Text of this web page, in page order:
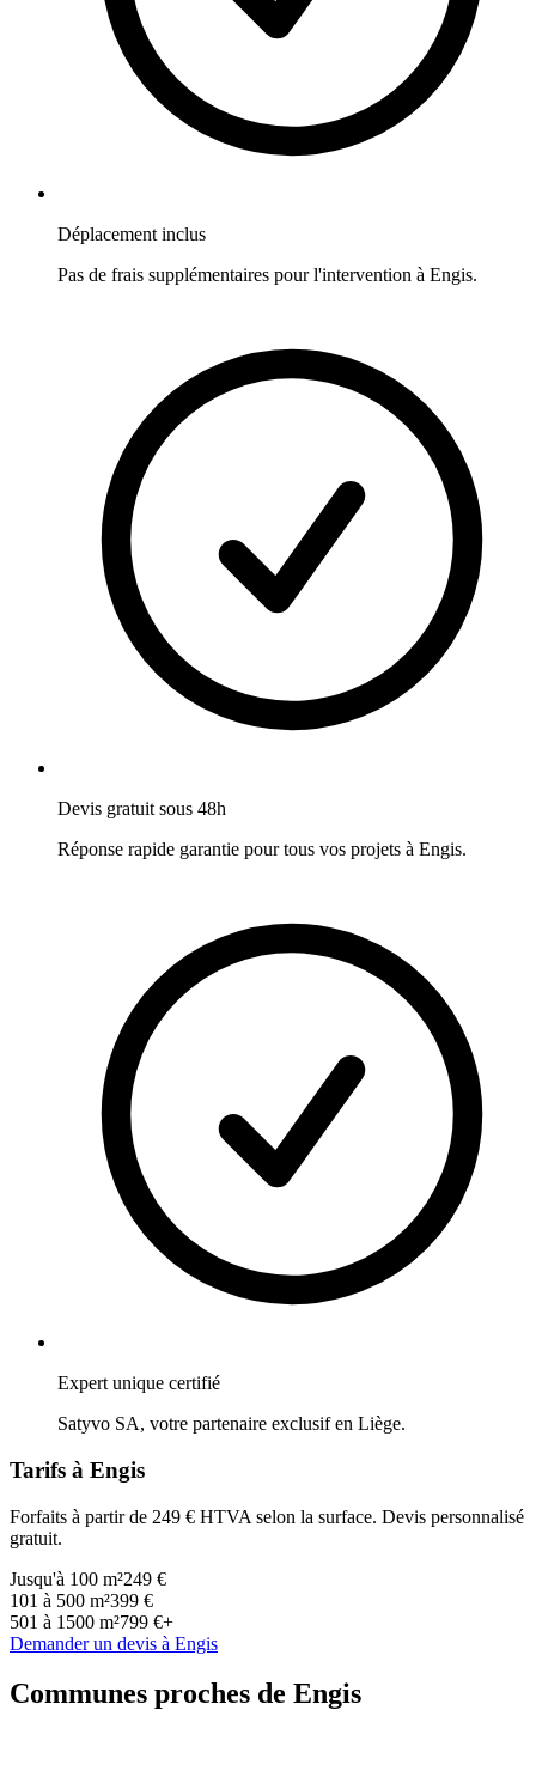
Déplacement inclus
Pas de frais supplémentaires pour l'intervention à Engis.
Devis gratuit sous 48h
Réponse rapide garantie pour tous vos projets à Engis.
Expert unique certifié
Satyvo SA, votre partenaire exclusif en Liège.
Tarifs à Engis
Forfaits à partir de 249 € HTVA selon la surface. Devis personnalisé
gratuit.
Jusqu'à 100 m²249 €
101 à 500 m²399 €
501 à 1500 m²799 €+
Demander un devis à Engis
Communes proches de Engis